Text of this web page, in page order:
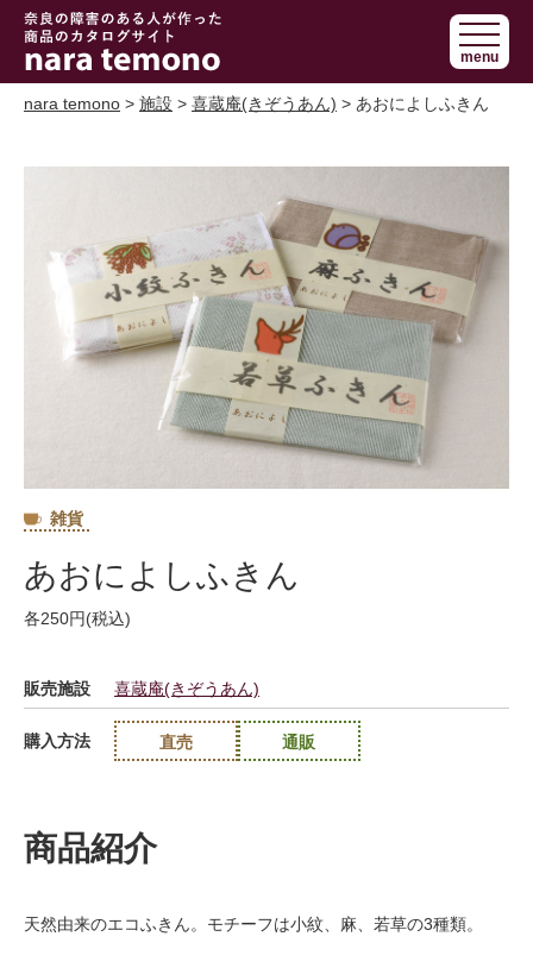
奈良で障害の
ある人の手作
り商品 nara
menu
nara temono > 施設 > 喜蔵庵(きぞうあん) > あおによしふきん
雑貨
あおによしふきん
各250円(税込)
販売施設 喜蔵庵(きぞうあん)
購入方法 直売 通販
商品紹介
天然由来のエコふきん。モチーフは小紋、麻、若草の3種類。